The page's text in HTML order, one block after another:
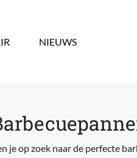
NIEUWS
je op zoek naar de perfecte